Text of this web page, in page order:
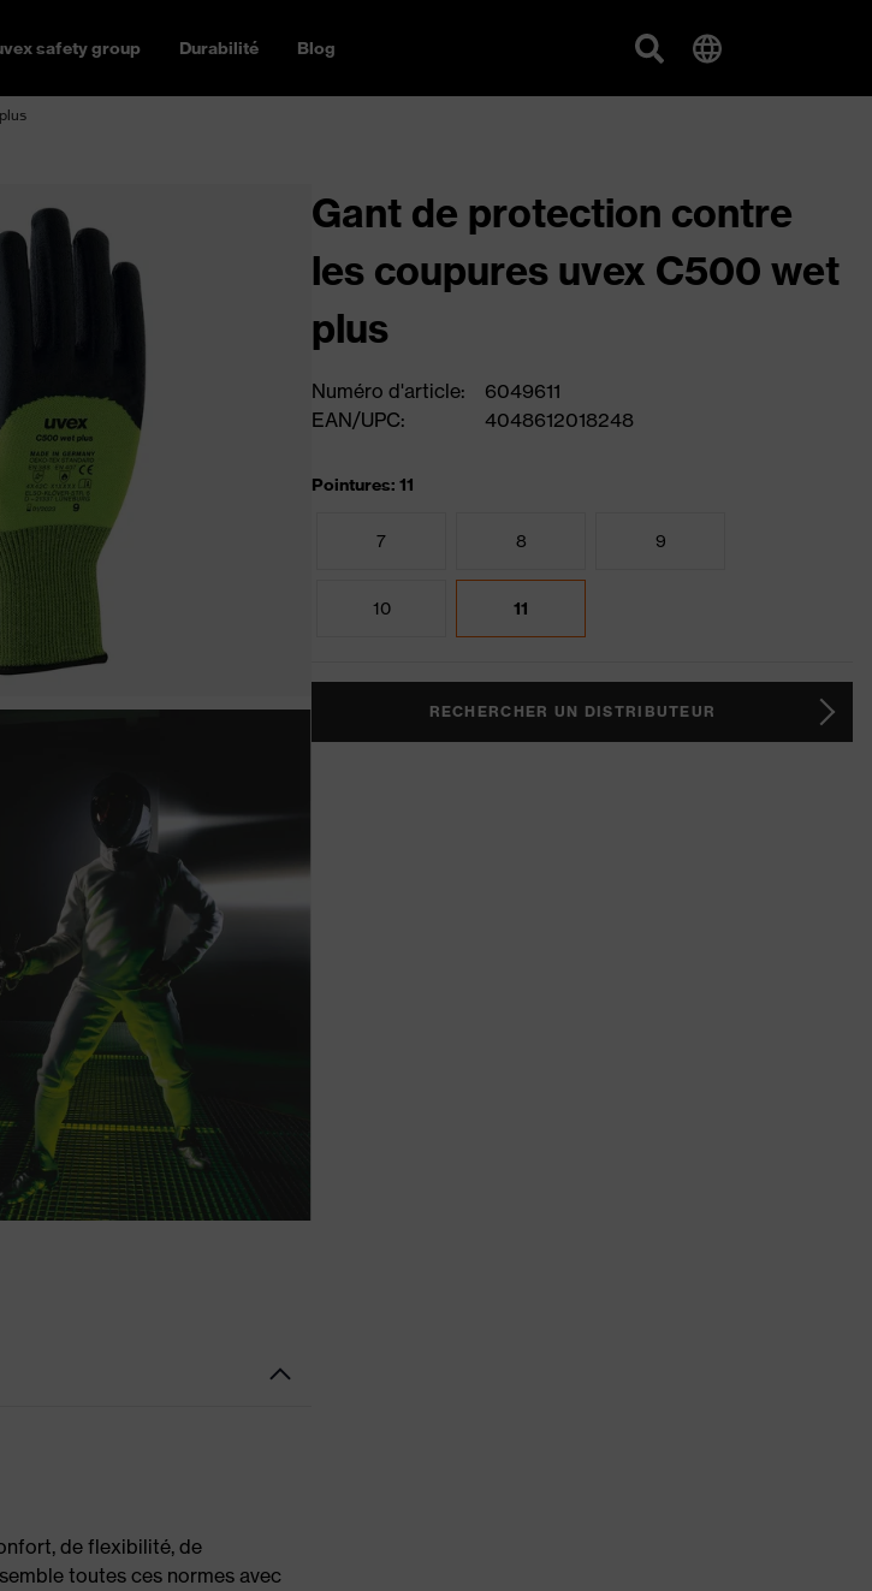
safety group Durabilité Blog
de flexibilité, de
toutes ces normes avec
Gant de protection contre
les coupures uvex C500 wet
plus
Numéro d'article:
6049611
EAN/UPC:
4048612018248
Pointures: 11
7 8 9
10 11
RECHERCHER UN DISTRIBUTEUR